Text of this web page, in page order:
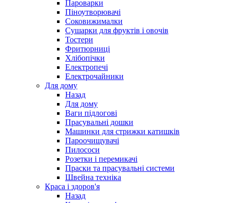
Пароварки
Піноутворювачі
Соковижималки
Сушарки для фруктів і овочів
Тостери
Фритюрниці
Хлібопічки
Електропечі
Електрочайники
Для дому
Назад
Для дому
Ваги підлогові
Прасувальні дошки
Машинки для стрижки катишків
Пароочищувачі
Пилососи
Розетки і перемикачі
Праски та прасувальні системи
Швейна техніка
Краса і здоров'я
Назад